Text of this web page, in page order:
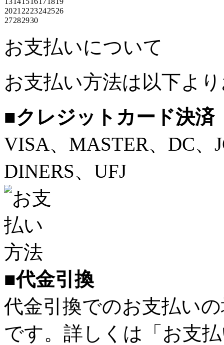
20212223242526
27282930
お支払いについて
お支払い方法は以下よ
■クレジットカード決済
VISA、MASTER、DC、
DINERS、UFJ
■代金引換
代金引換でのお支払い
です。詳しくは「お支